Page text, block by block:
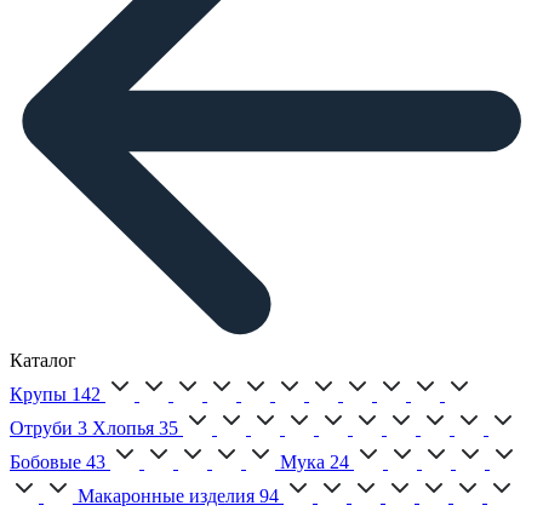
Каталог
Крупы 142
Отруби 3 Хлопья 35
Бобовые 43 Мука 24
Макаронные изделия 94